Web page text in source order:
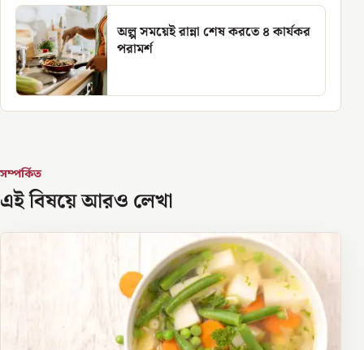
অল্প সময়েই রান্না শেষ করতে ৪ কার্যকর
পরামর্শ
সম্পর্কিত
এই বিষয়ে আরও লেখা